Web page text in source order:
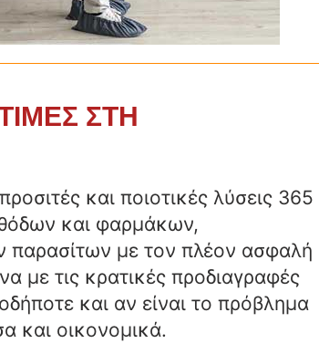
ΣΤΗ
και ποιοτικές λύσεις 365
και φαρμάκων,
παρασίτων με τον πλέον ασφαλή
με τις κρατικές προδιαγραφές
και αν είναι το πρόβλημα
και οικονομικά.